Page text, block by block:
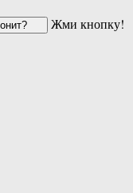
Жми кнопку!